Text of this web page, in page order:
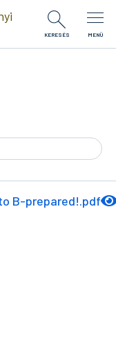
KERESÉS MENÜ
B-prepared!.pdf